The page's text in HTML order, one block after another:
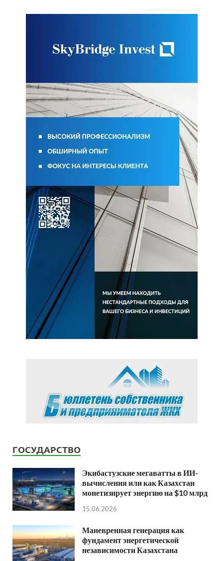
ГОСУДАРСТВО
Экибастузские мегаватты в ИИ-
вычисления или как Казахстан
монетизирует энергию на $10 млрд
15.06.2026
Маневренная генерация как
фундамент энергетической
независимости Казахстана